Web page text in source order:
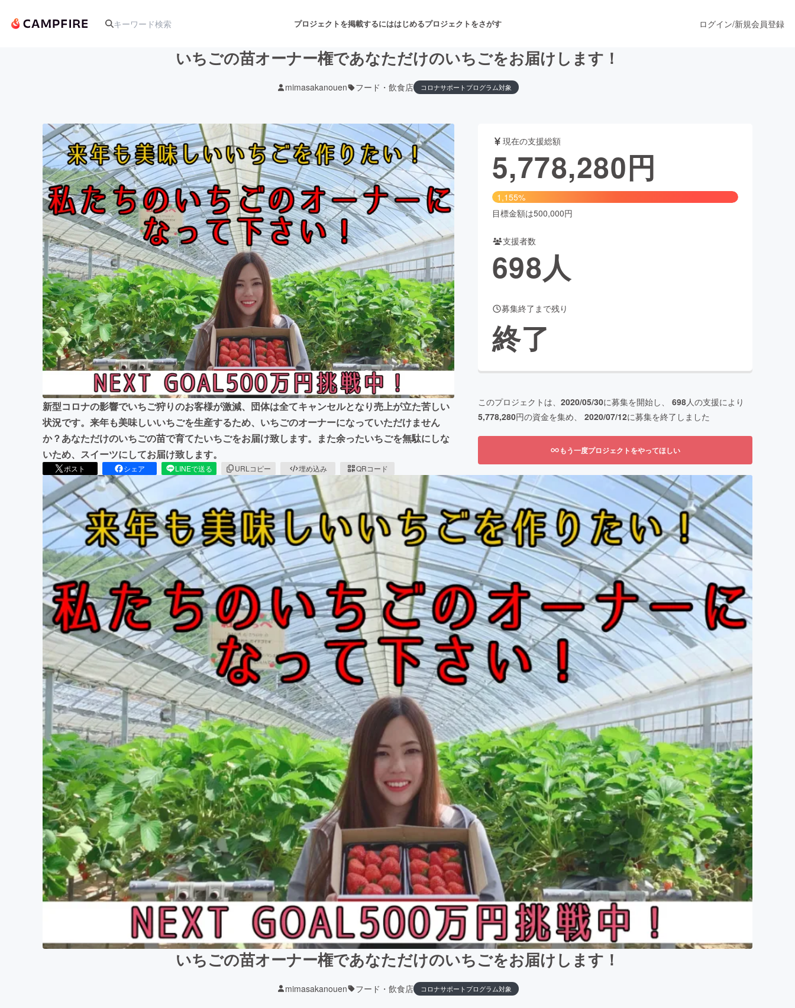
プロジェクトを掲載するにははじめるプロジェクトをさがす
アート・写真 音楽 舞台・パフォーマンス
テクノロジー・ガジェット ゲーム・サービス開発 フード・飲食店 ファッション
映像・映画 書籍・雑誌出版 アニメ・漫画
ビジネス・起業 チャレンジ ビューティー・ヘルスケア
まちづくり・地域活性化
CAMPFIRE for Social GoodCAMPFIRE Creation
CAMPFIREふるさと納税machi-yaコミュニティ
ログイン/新規会員登録
いちごの苗オーナー権であなただけのいちごをお届けします！
mimasakanouen フード・飲食店 コロナサポートプログラム対象
新型コロナの影響でいちご狩りのお客様が激減、団体は全てキャンセルとなり売上が立た苦しい
状況です。来年も美味しいいちごを生産するため、いちごのオーナーになっていただけません
か？あなただけのいちごの苗で育てたいちごをお届け致します。また余ったいちごを無駄にしな
いため、スイーツにしてお届け致します。
ポスト シェア LINEで送る URLコピー 埋め込み QRコード
現在の支援総額
5,778,280円
1,155%
目標金額は500,000円
支援者数
698人
募集終了まで残り
終了
このプロジェクトは、 2020/05/30に募集を開始し、 698人の支援により
5,778,280円の資金を集め、 2020/07/12に募集を終了しました
もう一度プロジェクトをやってほしい
いちごの苗オーナー権であなただけのいちごをお届けします！
mimasakanouen フード・飲食店 コロナサポートプログラム対象